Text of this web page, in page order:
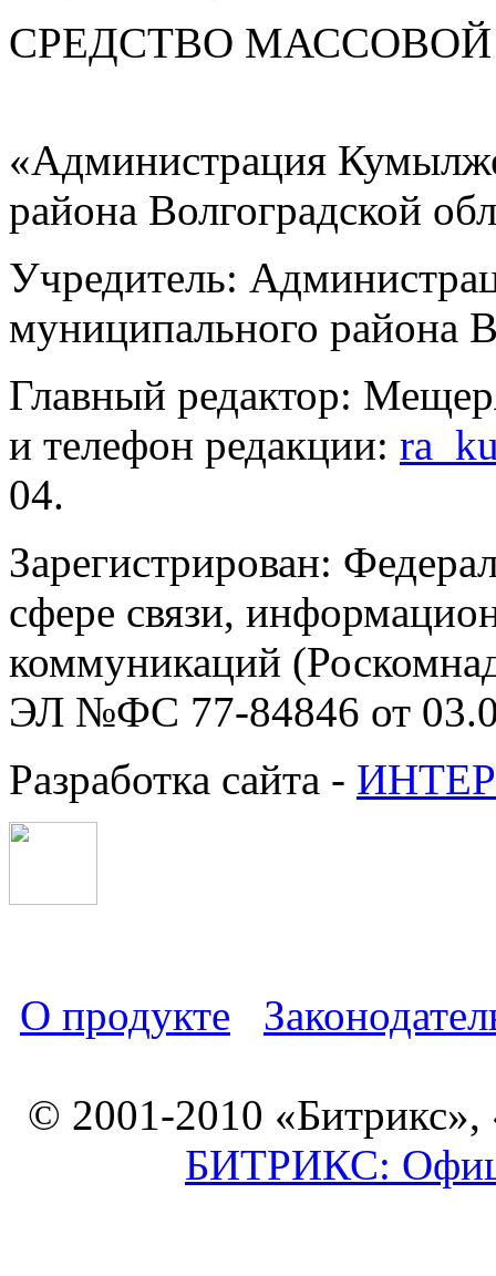
СРЕДСТВО
«Администрация
района Волгоградской
Учредитель:
муниципального района
Главный редактор:
и телефон редакции:
04.
Зарегистрирован:
сфере связи,
коммуникаций
ЭЛ №ФС 77-84846 от
Разработка сайта -
О продукте
© 2001-2010 «Битрикс»,
БИТРИКС: